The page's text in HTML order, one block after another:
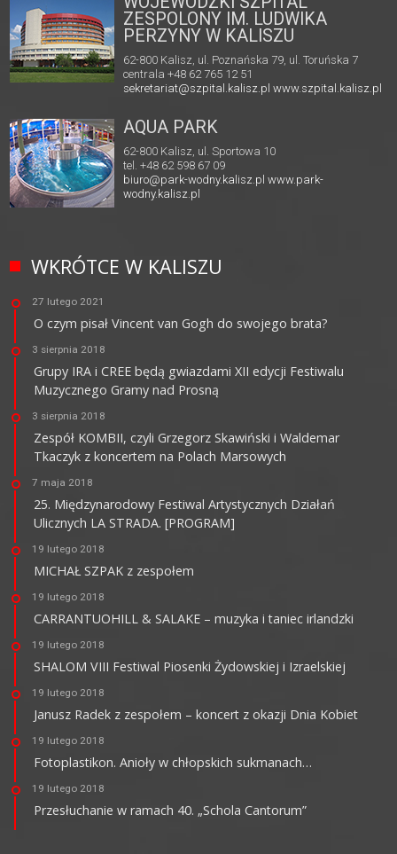
ZESPOLONY IM. LUDWIKA
PERZYNY W KALISZU
62-800 Kalisz, ul. Poznańska 79, ul. Toruńska 7
centrala +48 62 765 12 51
sekretariat@szpital.kalisz.pl www.szpital.kalisz.pl
AQUA PARK
62-800 Kalisz, ul. Sportowa 10
tel. +48 62 598 67 09
biuro@park-wodny.kalisz.pl www.park-
wodny.kalisz.pl
WKRÓTCE W KALISZU
27 lutego 2021
O czym pisał Vincent van Gogh do swojego brata?
3 sierpnia 2018
Grupy IRA i CREE będą gwiazdami XII edycji Festiwalu
Muzycznego Gramy nad Prosną
3 sierpnia 2018
Zespół KOMBII, czyli Grzegorz Skawiński i Waldemar
Tkaczyk z koncertem na Polach Marsowych
7 maja 2018
25. Międzynarodowy Festiwal Artystycznych Działań
Ulicznych LA STRADA. [PROGRAM]
19 lutego 2018
MICHAŁ SZPAK z zespołem
19 lutego 2018
CARRANTUOHILL & SALAKE – muzyka i taniec irlandzki
19 lutego 2018
SHALOM VIII Festiwal Piosenki Żydowskiej i Izraelskiej
19 lutego 2018
Janusz Radek z zespołem – koncert z okazji Dnia Kobiet
19 lutego 2018
Fotoplastikon. Anioły w chłopskich sukmanach…
19 lutego 2018
Przesłuchanie w ramach 40. „Schola Cantorum”